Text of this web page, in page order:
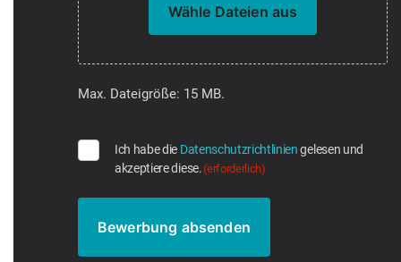
Wähle Dateien aus
Max. Dateigröße: 15 MB.
Ich habe die Datenschutzrichtliniengelesen und
akzeptiere diese. (erforderlich)